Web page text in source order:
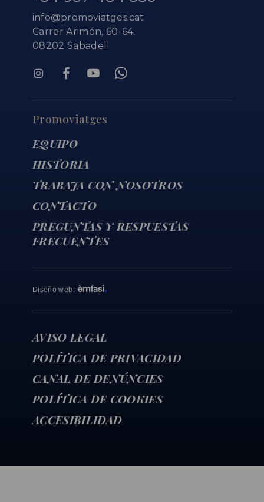
info@promoviatges.cat
Carrer Arimón, 60-64.
08202 Sabadell
Promoviatges
EQUIPO
HISTORIA
TRABAJA CON NOSOTROS
CONTACTO
PREGUNTAS Y RESPUESTAS
FRECUENTES
AVISO LEGAL
POLÍTICA DE PRIVACIDAD
CANAL DE DENÚNCIES
POLÍTICA DE COOKIES
ACCESIBILIDAD
Diseño web :